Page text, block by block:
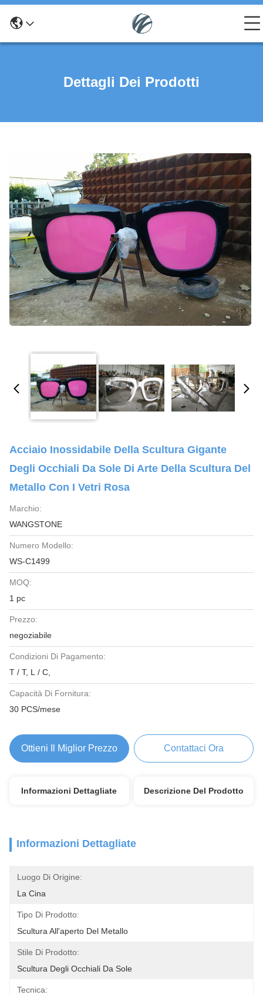
Dettagli Dei Prodotti
Acciaio Inossidabile Della Scultura Gigante
Degli Occhiali Da Sole Di Arte Della Scultura Del
Metallo Con I Vetri Rosa
Marchio:
WANGSTONE
Numero Modello:
WS-C1499
MOQ:
1 pc
Prezzo:
negoziabile
Condizioni Di Pagamento:
T / T, L / C,
Capacità Di Fornitura:
30 PCS/mese
Ottieni Il Miglior Prezzo Contattaci Ora
Informazioni Dettagliate Descrizione Del Prodotto
Informazioni Dettagliate
Luogo Di Origine:
La Cina
Tipo Di Prodotto:
Scultura All'aperto Del Metallo
Stile Di Prodotto:
Scultura Degli Occhiali Da Sole
Tecnica: